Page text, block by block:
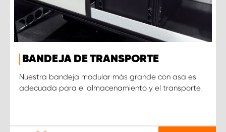
BANDEJA DE TRANSPORTE
Nuestra bandeja modular más grande con asa es
adecuada para el almacenamiento y el transporte.